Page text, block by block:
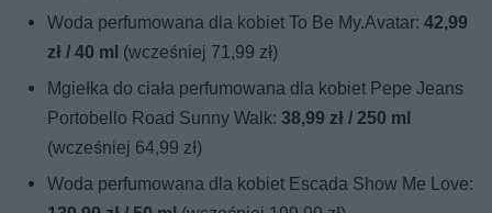
Woda perfumowana dla kobiet To Be My.Avatar:42,99
zł / 40 ml (wcześniej 71,99 zł)
Mgiełka do ciała perfumowana dla kobiet Pepe Jeans
Portobello Road Sunny Walk:38,99 zł / 250 ml
(wcześniej 64,99 zł)
Woda perfumowana dla kobiet Escada Show Me Love: